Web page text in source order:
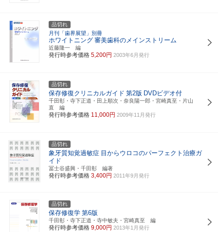
品切れ
月刊「歯界展望」別冊
ホワイトニング 審美歯科のメインストリーム
近藤隆一 編
発行時参考価格 5,200円 2003年6月発行
品切れ
保存修復クリニカルガイド 第2版 DVDビデオ付
千田彰・寺下正道・田上順次・奈良陽一郎・宮崎真至・片山
直 編
発行時参考価格 11,000円 2009年11月発行
品切れ
象牙質知覚過敏症 目からウロコのパーフェクト治療ガ
イド
冨士谷盛興・千田彰 編著
発行時参考価格 3,400円 2011年9月発行
品切れ
保存修復学 第6版
千田彰・寺下正道・寺中敏夫・宮崎真至 編
発行時参考価格 9,000円 2013年1月発行